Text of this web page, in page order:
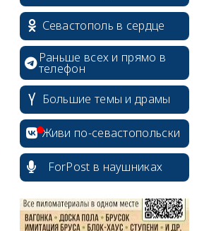
Севастополь в сердце
Раньше всех и прямо в
телефон
Большие темы и драмы
Живи по-севастопольски
ForPost в наушниках
erid: 2SDnjcrDNw6
erid: 2SDnjdPjgYS